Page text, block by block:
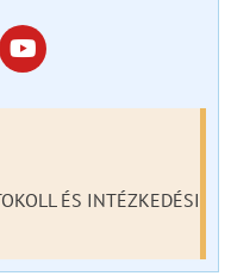
ÉS INTÉZKEDÉSI